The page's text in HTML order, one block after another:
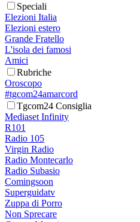
Speciali
Elezioni Italia
Elezioni estero
Grande Fratello
L'isola dei famosi
Amici
Rubriche
Oroscopo
#tgcom24amarcord
Tgcom24 Consiglia
Mediaset Infinity
R101
Radio 105
Virgin Radio
Radio Montecarlo
Radio Subasio
Comingsoon
Superguidatv
Zuppa di Porro
Non Sprecare